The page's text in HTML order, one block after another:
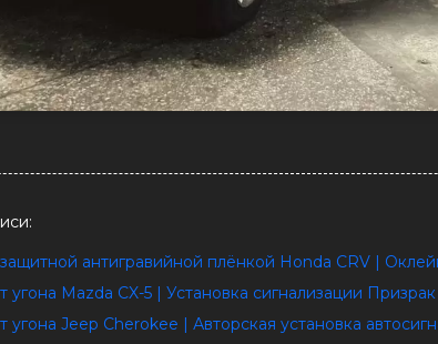
антигравийной плёнкой Honda CRV |
угона Mazda CX-5 | Установка сигнализации
угона Jeep Cherokee | Авторская установка